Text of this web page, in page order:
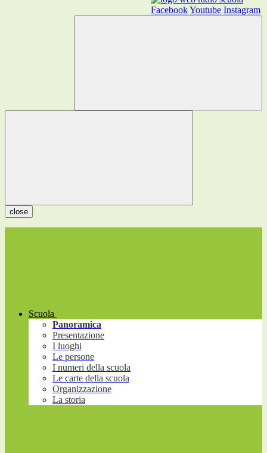
FacebookYoutube Instagram
close
Scuola
Panoramica
Presentazione
I luoghi
Le persone
I numeri della scuola
Le carte della scuola
Organizzazione
La storia